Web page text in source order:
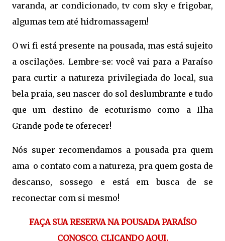
varanda, ar condicionado, tv com sky e frigobar,
algumas tem até hidromassagem!
O wi fi está presente na pousada, mas está sujeito
a oscilações. Lembre-se: você vai para a Paraíso
para curtir a natureza privilegiada do local, sua
bela praia, seu nascer do sol deslumbrante e tudo
que um destino de ecoturismo como a Ilha
Grande pode te oferecer!
Nós super recomendamos a pousada pra quem
ama o contato com a natureza, pra quem gosta de
descanso, sossego e está em busca de se
reconectar com si mesmo!
FAÇA SUA RESERVA NA POUSADA PARAÍSO
CONOSCO, CLICANDO AQUI.